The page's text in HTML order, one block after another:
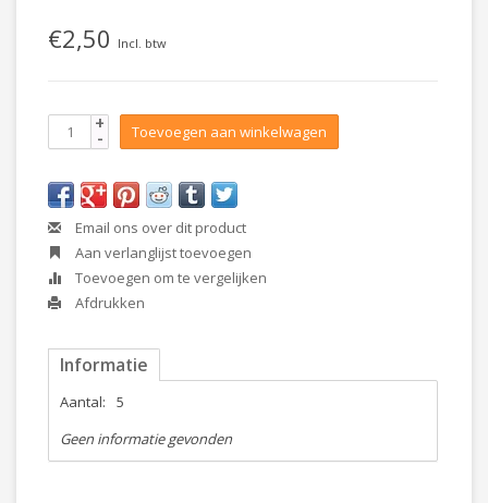
€2,50 Incl. btw
+
- Toevoegen aan winkelwagen
Email ons over dit product
Aan verlanglijst toevoegen
Toevoegen om te vergelijken
Afdrukken
Informatie
Aantal:
5
Geen informatie gevonden